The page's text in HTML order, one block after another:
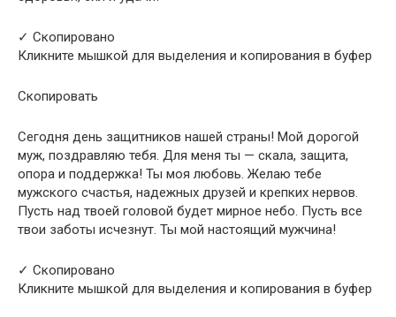
✓ Скопировано
Кликните мышкой для выделения и копирования в буфер
Скопировать
Сегодня день защитников нашей страны! Мой дорогой
муж, поздравляю тебя. Для меня ты — скала, защита,
опора и поддержка! Ты моя любовь. Желаю тебе
мужского счастья, надежных друзей и крепких нервов.
Пусть над твоей головой будет мирное небо. Пусть все
твои заботы исчезнут. Ты мой настоящий мужчина!
✓ Скопировано
Кликните мышкой для выделения и копирования в буфер